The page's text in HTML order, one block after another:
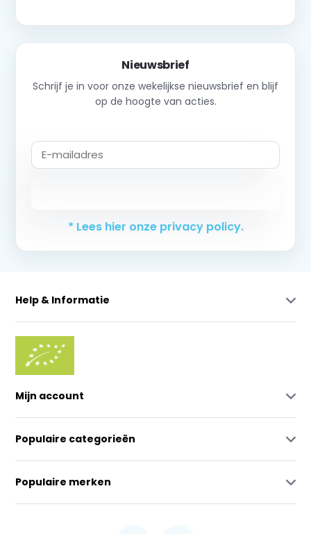
Nieuwsbrief
Schrijf je in voor onze wekelijkse nieuwsbrief en blijf
op de hoogte van acties.
* Lees hier onze privacy policy.
Help & Informatie
Mijn account
Populaire categorieën
Populaire merken